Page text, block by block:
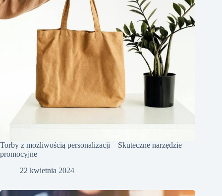
Torby z możliwością personalizacji – Skuteczne narzędzie
promocyjne
22 kwietnia 2024